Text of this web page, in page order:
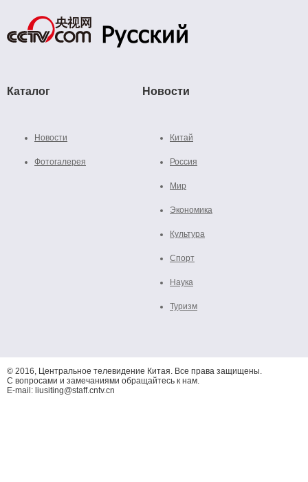
Каталог
Новости
Фотогалерея
Новости
Китай
Россия
Мир
Экономика
Культура
Спорт
Наука
Туризм
© 2016, Центральное телевидение Китая. Все права защищены.
С вопросами и замечаниями обращайтесь к нам.
E-mail: liusiting@staff.cntv.cn